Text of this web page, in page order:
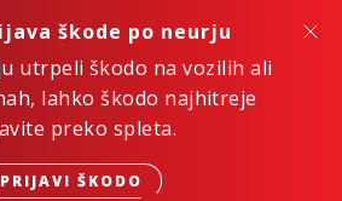
škode po neurju
utrpeli škodo na vozilih ali
lahko škodo najhitreje
preko spleta.
PRIJAVI ŠKODO